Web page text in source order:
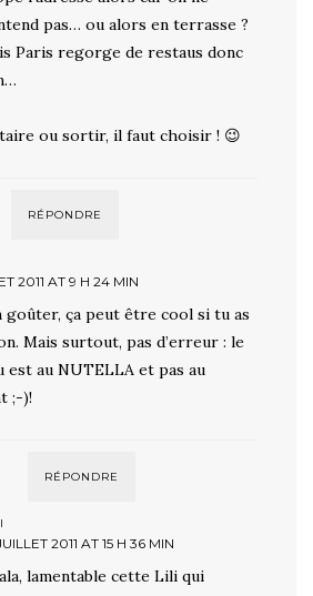
pas… ou alors en terrasse ?
Paris regorge de restaus donc
ou sortir, il faut choisir ! 😉
RÉPONDRE
2011 AT 9 H 24 MIN
goûter, ça peut être cool si tu as
Mais surtout, pas d’erreur : le
est au NUTELLA et pas au
;-)!
RÉPONDRE
2011 AT 15 H 36 MIN
lamentable cette Lili qui